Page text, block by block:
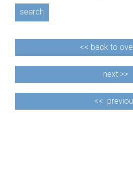
search
<< back to
next >>
<<